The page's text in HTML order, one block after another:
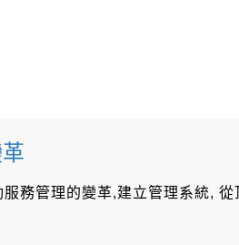
務管理的變革,建立管理系統, 從